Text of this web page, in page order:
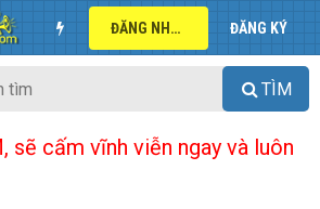
ĐĂNG NHẬP ĐĂNG KÝ
TÌM
sẽ cấm vĩnh viễn ngay và luôn